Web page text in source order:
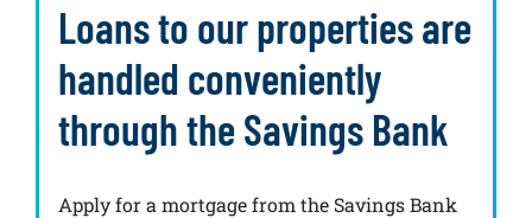
Loans to our properties are
handled conveniently
through the Savings Bank
Apply for a mortgage from the Savings Bank